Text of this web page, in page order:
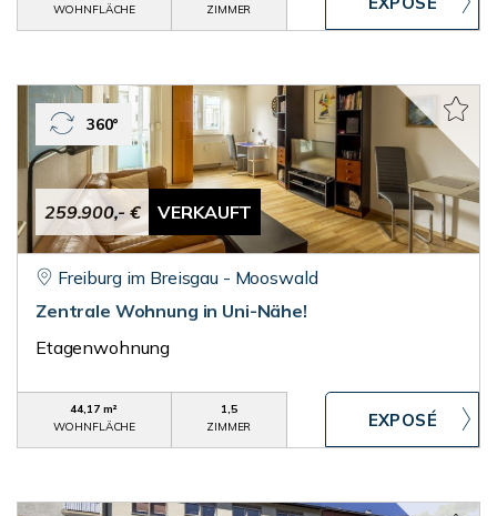
WOHNFLÄCHE
ZIMMER
259.900,- € VERKAUFT
360°
Freiburg im Breisgau - Mooswald
Zentrale Wohnung in Uni-Nähe!
Etagenwohnung
44,17 m²
WOHNFLÄCHE
1,5
ZIMMER